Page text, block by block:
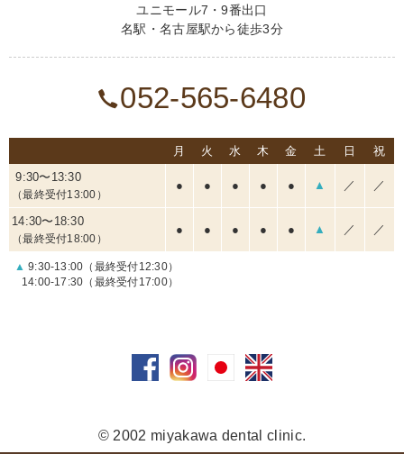
ユニモール7・9番出口
名駅・名古屋駅から徒歩3分
052-565-6480
月 火 水 木 金 土 日
祝
9:30〜13:30
（最終受付13:00）
● ● ● ● ● ▲ ／ ／
14:30〜18:30
（最終受付18:00）
● ● ● ● ● ▲ ／ ／
▲ 9:30-13:00（最終受付12:30）
14:00-17:30（最終受付17:00）
© 2002 miyakawa dental clinic.